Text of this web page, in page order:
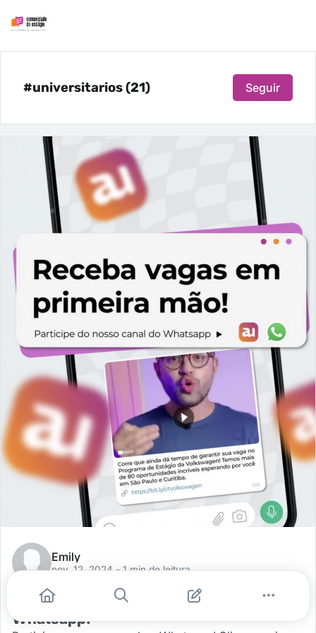
#universitarios (21) Seguir
Emily
nov. 12, 2024- 1 min de leitura
Receba vagas em primeira mão pelo
Whatsapp!